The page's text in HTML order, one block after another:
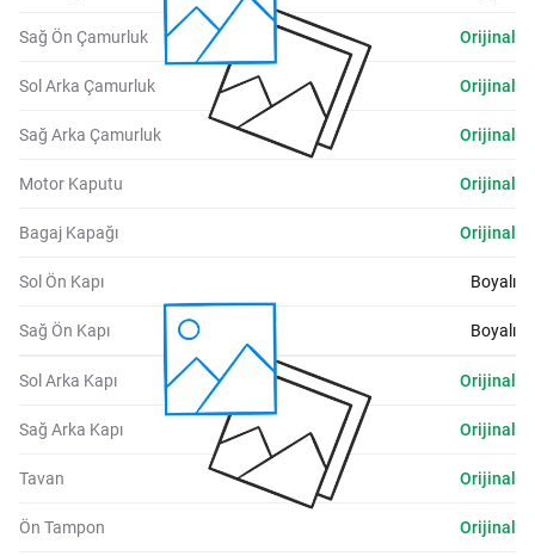
Sağ Ön Çamurluk Orijinal
Sol Arka Çamurluk Orijinal
Sağ Arka Çamurluk Orijinal
Motor Kaputu Orijinal
Bagaj Kapağı Orijinal
Sol Ön Kapı Boyalı
Sağ Ön Kapı Boyalı
Sol Arka Kapı Orijinal
Sağ Arka Kapı Orijinal
Tavan Orijinal
Ön Tampon Orijinal